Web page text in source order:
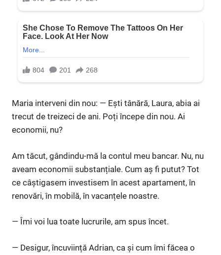
Maria interveni din nou: — Ești tânără, Laura, abia ai
trecut de treizeci de ani. Poți începe din nou. Ai
economii, nu?
Am tăcut, gândindu-mă la contul meu bancar. Nu, nu
aveam economii substanțiale. Cum aș fi putut? Tot
ce câștigasem investisem în acest apartament, în
renovări, în mobilă, în vacanțele noastre.
— Îmi voi lua toate lucrurile, am spus încet.
— Desigur, încuviință Adrian, ca și cum îmi făcea o